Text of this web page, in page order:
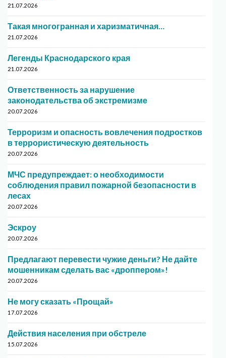
21.07.2026
Такая многогранная и харизматичная…
21.07.2026
Легенды Краснодарского края
21.07.2026
Ответственность за нарушение
законодательства об экстремизме
20.07.2026
Терроризм и опасность вовлечения подростков
в террористическую деятельность
20.07.2026
МЧС предупреждает: о необходимости
соблюдения правил пожарной безопасности в
лесах
20.07.2026
Эскроу
20.07.2026
Предлагают перевести чужие деньги? Не дайте
мошенникам сделать вас «дроппером»!
20.07.2026
Не могу сказать «Прощай»
17.07.2026
Действия населения при обстреле
15.07.2026